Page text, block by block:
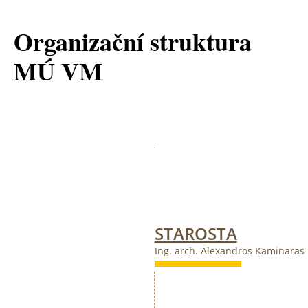
Organizační struktura
MÚ VM
STAROSTA
Ing. arch. Alexandros Kaminaras